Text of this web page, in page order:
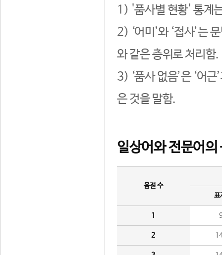
1) '품사별 현황' 통계
2) ‘어미’와 ‘접사’는
와 같은 층위로 처리함.
3) ‘품사 없음’은 ‘어
은 것을 말함.
일상어와 전문어의
음절 수
표
1
2